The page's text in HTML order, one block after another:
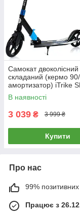
Самокат двоколісний
складаний (кермо
амортизатор) iTrike
BL Синій
В наявності
3 039 ₴ 3 999 ₴
Купити
Про нас
99% позитивних
Працює з